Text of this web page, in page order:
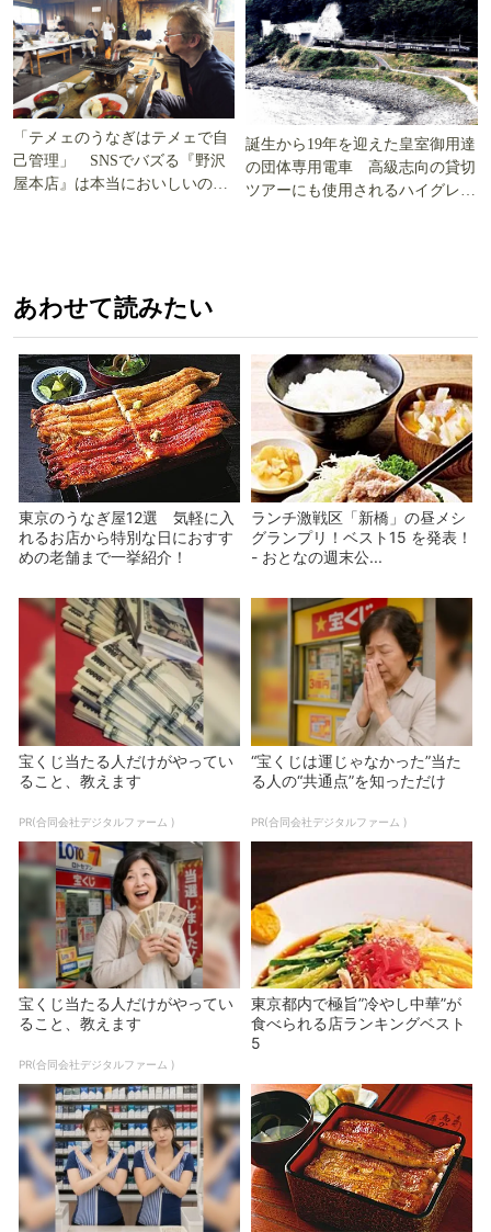
「テメェのうなぎはテメェで自
己管理」 SNSでバズる『野沢
屋本店』は本当においしいの
誕生から19年を迎えた皇室御用達
の団体専用電車 高級志向の貸切
ツアーにも使用されるハイグレー
あわせて読みたい
東京のうなぎ屋12選 気軽に入
れるお店から特別な日におすす
めの老舗まで一挙紹介！
ランチ激戦区「新橋」の昼メシ
グランプリ！ベスト15 を発表！
- おとなの週末公...
宝くじ当たる人だけがやってい
ること、教えます
PR(合同会社デジタルファーム )
“宝くじは運じゃなかった”当た
る人の“共通点”を知っただけ
PR(合同会社デジタルファーム )
宝くじ当たる人だけがやってい
ること、教えます
PR(合同会社デジタルファーム )
東京都内で極旨”冷やし中華”が
食べられる店ランキングベスト
5